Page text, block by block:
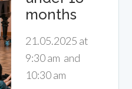
months
21.05.2025 at
9:30 am and
10:30 am